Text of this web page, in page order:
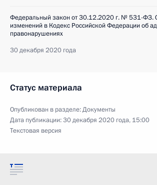
Федеральный закон от 30.12.2020 г. № 531-ФЗ.
изменений в Кодекс Российской Федерации об
правонарушениях
30 декабря 2020 года
Статус материала
Опубликован в разделе:Документы
Дата публикации:30 декабря 2020 года, 15:00
Текстовая версия